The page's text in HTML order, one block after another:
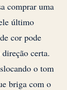
comprar uma
último
cor pode
certa.
o tom
briga com o